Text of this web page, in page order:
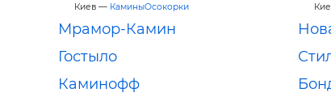
Киев — КаминыОсокорки
Мрамор-Камин
Гостыло
Каминофф